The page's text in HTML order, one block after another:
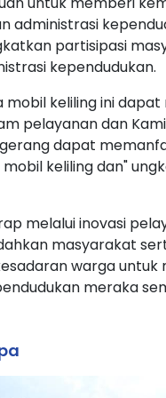
administrasi
partisipasi
kependudukan.
mobil keliling ini
pelayanan dan
dapat
keliling dan"
melalui inovasi
masyarakat
warga untuk
meraka